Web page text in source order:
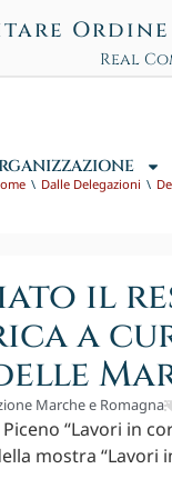
Real
Dalle Delegazioni
il
a
Marche e Romagna
“Lavori in
mostra “Lavori